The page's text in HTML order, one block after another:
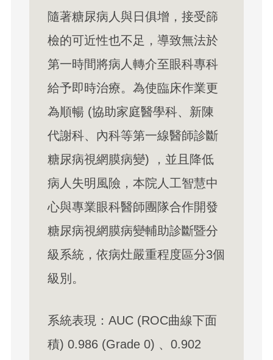
隨著糖尿病人與日俱增，接受篩
檢的可近性也不足，導致無法於
第一時間將病人轉介至眼科專科
給予即時治療。為使臨床作業更
為順暢 (協助家庭醫學科、新陳
代謝科、內科等第一線醫師診斷
糖尿病視網膜病變) ，並且降低
病人失明風險，本院人工智慧中
心與專業眼科醫師團隊合作開發
糖尿病視網膜病變輔助診斷暨分
級系統，依病灶嚴重程度區分3個
級別。
系統表現：AUC (ROC曲線下面
積) 0.986 (Grade 0) 、0.902